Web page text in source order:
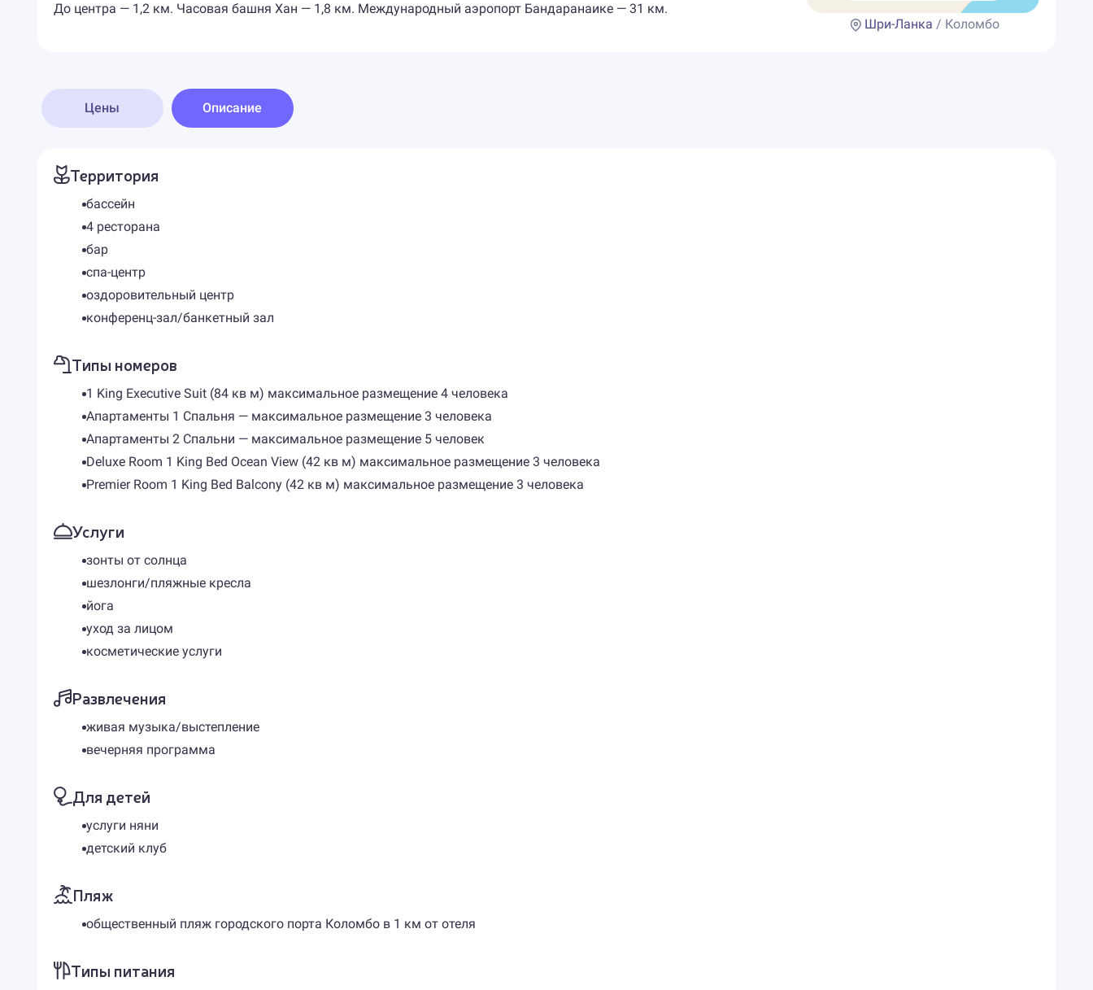
До центра — 1,2 км. Часовая башня Хан — 1,8 км. Международный аэропорт Бандаранаике — 31 км.
Шри-Ланка / Коломбо
Цены Описание
Территория
бассейн
4 ресторана
бар
спа-центр
оздоровительный центр
конференц-зал/банкетный зал
Типы номеров
1 King Executive Suit (84 кв м) максимальное размещение 4 человека
Апартаменты 1 Спальня — максимальное размещение 3 человека
Апартаменты 2 Спальни — максимальное размещение 5 человек
Deluxe Room 1 King Bed Ocean View (42 кв м) максимальное размещение 3 человека
Premier Room 1 King Bed Balcony (42 кв м) максимальное размещение 3 человека
Услуги
зонты от солнца
шезлонги/пляжные кресла
йога
уход за лицом
косметические услуги
Развлечения
живая музыка/выстепление
вечерняя программа
Для детей
услуги няни
детский клуб
Пляж
общественный пляж городского порта Коломбо в 1 км от отеля
Типы питания